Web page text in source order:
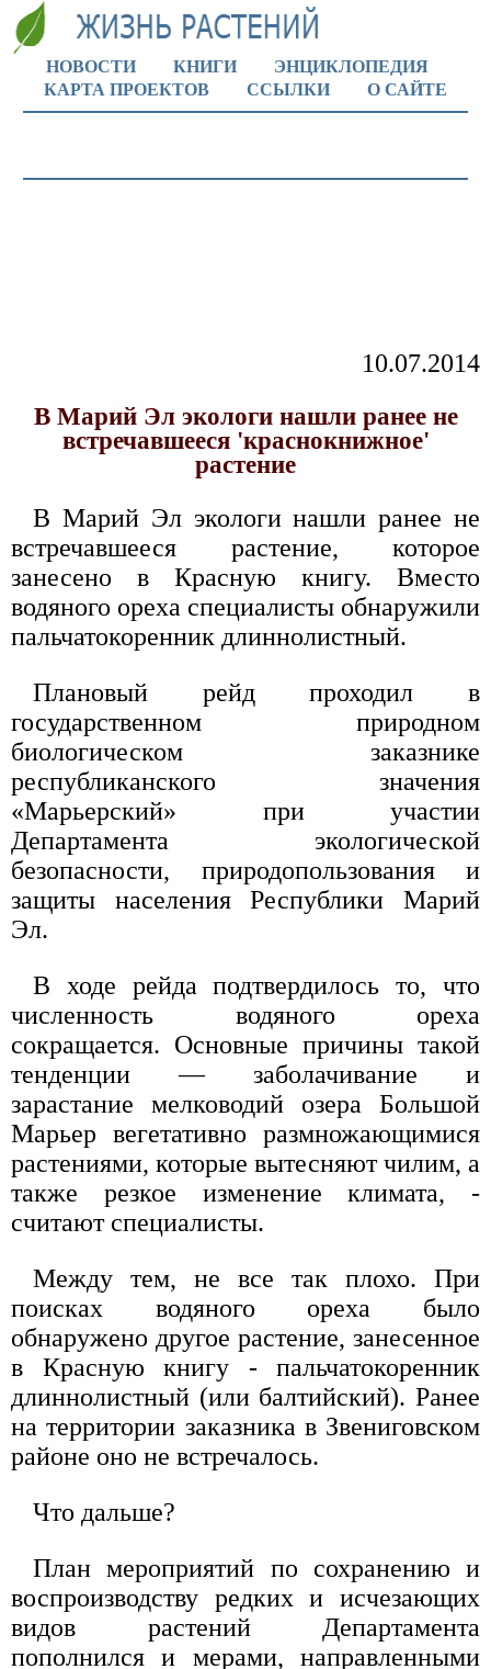
НОВОСТИ КНИГИ
ЭНЦИКЛОПЕДИЯ
КАРТА ПРОЕКТОВ
ССЫЛКИ О САЙТЕ
10.07.2014
В Марий Эл экологи нашли ранее не
встречавшееся 'краснокнижное'
растение
В Марий Эл экологи нашли ранее не
встречавшееся растение, которое
занесено в Красную книгу. Вместо
водяного ореха специалисты обнаружили
пальчатокоренник длиннолистный.
Плановый рейд проходил в
государственном природном
биологическом заказнике
республиканского значения
«Марьерский» при участии
Департамента экологической
безопасности, природопользования и
защиты населения Республики Марий
Эл.
В ходе рейда подтвердилось то, что
численность водяного ореха
сокращается. Основные причины такой
тенденции — заболачивание и
зарастание мелководий озера Большой
Марьер вегетативно размножающимися
растениями, которые вытесняют чилим, а
также резкое изменение климата, -
считают специалисты.
Между тем, не все так плохо. При
поисках водяного ореха было
обнаружено другое растение, занесенное
в Красную книгу - пальчатокоренник
длиннолистный (или балтийский). Ранее
на территории заказника в Звениговском
районе оно не встречалось.
Что дальше?
План мероприятий по сохранению и
воспроизводству редких и исчезающих
видов растений Департамента
пополнился и мерами, направленными